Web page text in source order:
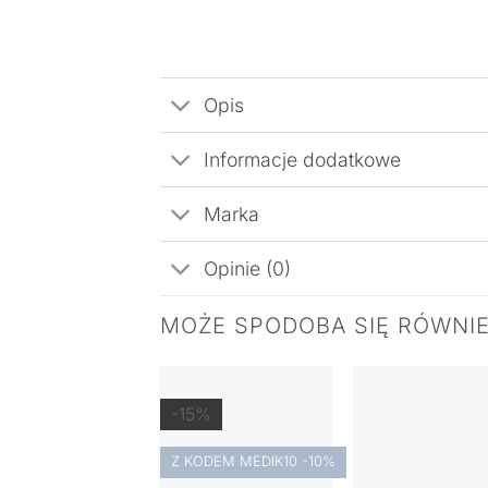
Opis
Informacje dodatkowe
Marka
Opinie (0)
MOŻE SPODOBA SIĘ
-15%
Z KODEM MEDIK10 -10%